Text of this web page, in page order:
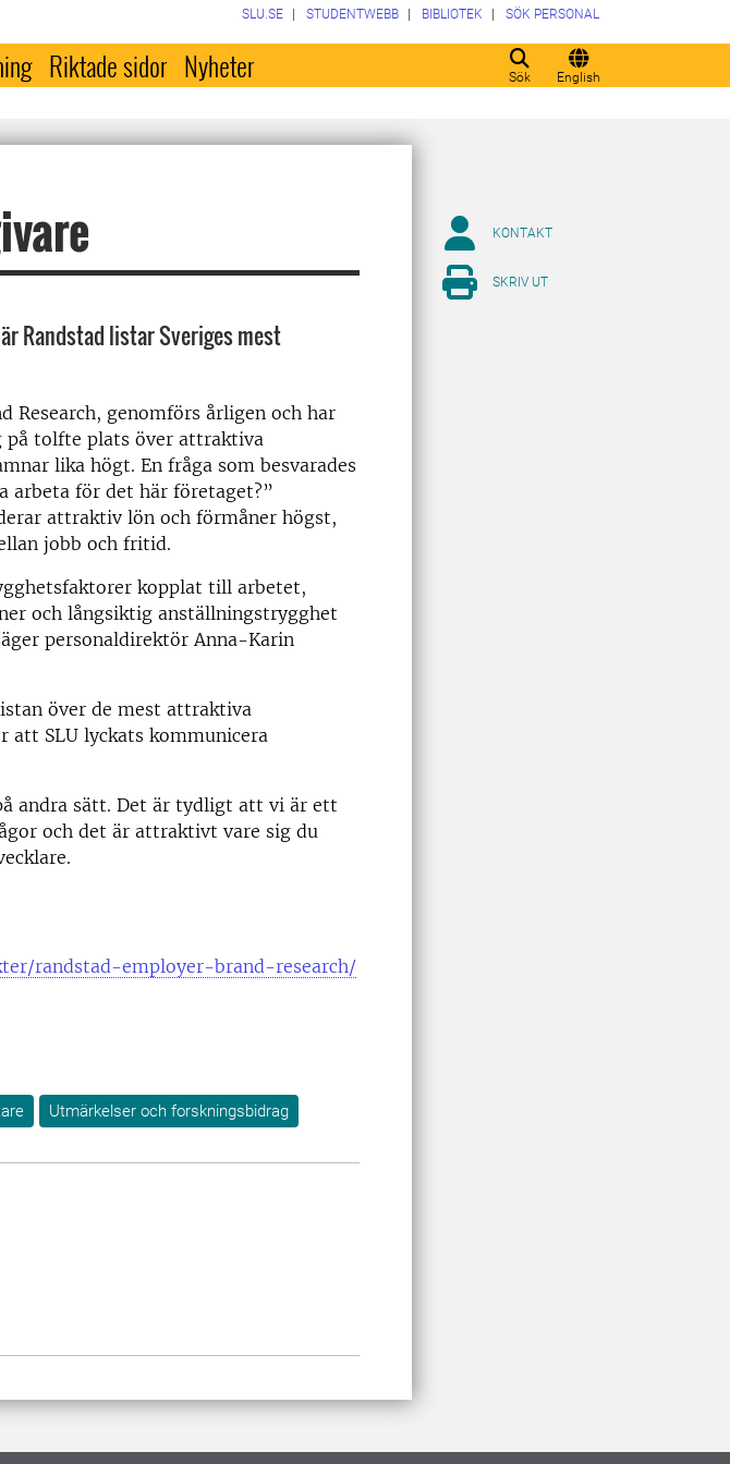
Sök English
SLU.SE STUDENTWEBB BIBLIOTEK SÖK PERSONAL
Riktade sidor Nyheter
Randstad listar Sveriges mest
Research, genomförs årligen och har
på tolfte plats över attraktiva
lika högt. En fråga som besvarades
arbeta för det här företaget?”
attraktiv lön och förmåner högst,
jobb och fritid.
kopplat till arbetet,
och långsiktig anställningstrygghet
personaldirektör Anna-Karin
över de mest attraktiva
att SLU lyckats kommunicera
andra sätt. Det är tydligt att vi är ett
och det är attraktivt vare sig du
randstad-employer-brand-research/
Utmärkelser och forskningsbidrag
KONTAKT
SKRIV UT